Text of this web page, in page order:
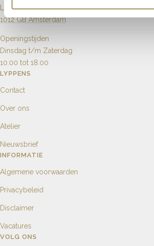
Langebrugsteeg 8
1012 GB Amsterdam
Openingstijden
Dinsdag t/m Zaterdag
10.00 tot 18.00
LYPPENS
Contact
Over ons
Atelier
Nieuwsbrief
INFORMATIE
Algemene voorwaarden
Privacybeleid
Disclaimer
Vacatures
VOLG ONS